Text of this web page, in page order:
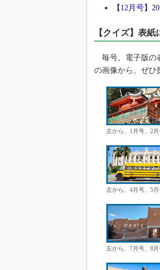
【12月号】
【クイズ】表
毎号、電子版の
の画像から、ぜひ
左から、1月号、2月
左から、4月号、5月
左から、7月号、8月